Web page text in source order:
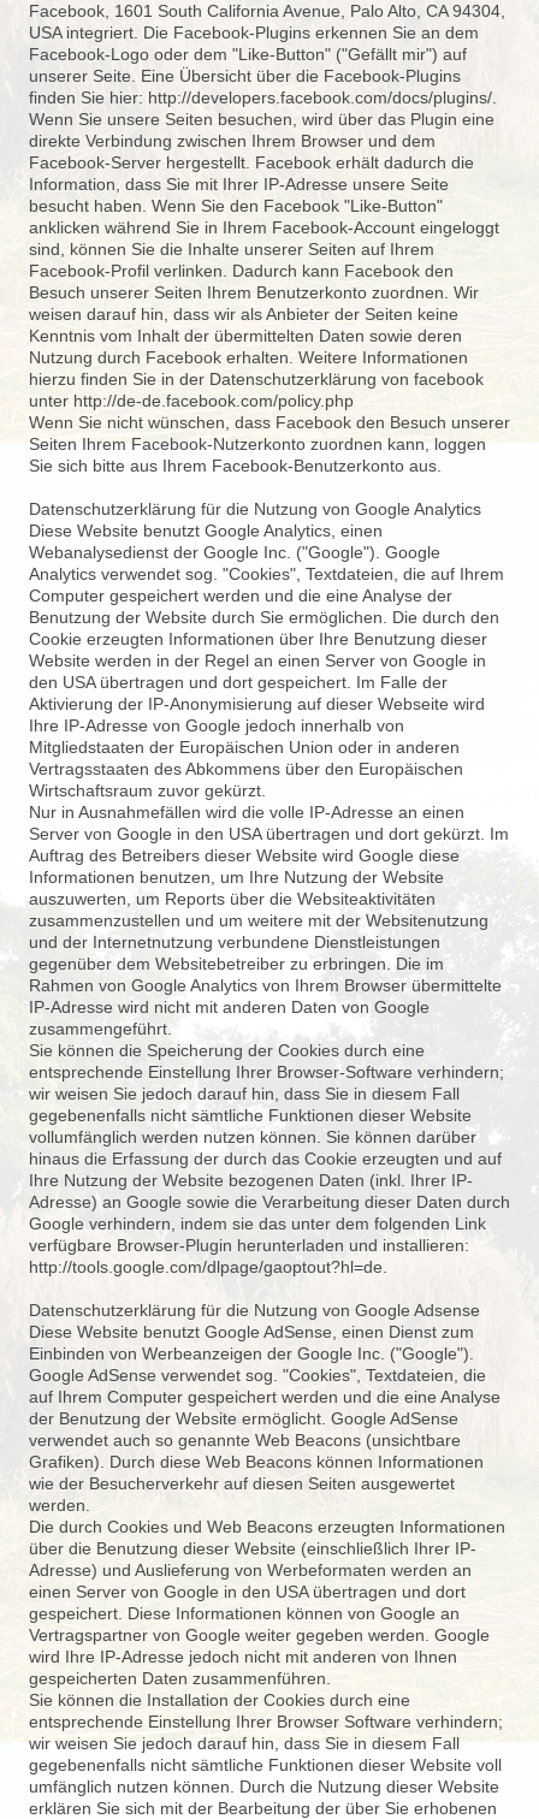
Facebook, 1601 South California Avenue, Palo Alto, CA 94304,
USA integriert. Die Facebook-Plugins erkennen Sie an dem
Facebook-Logo oder dem "Like-Button" ("Gefällt mir") auf
unserer Seite. Eine Übersicht über die Facebook-Plugins
finden Sie hier: http://developers.facebook.com/docs/plugins/.
Wenn Sie unsere Seiten besuchen, wird über das Plugin eine
direkte Verbindung zwischen Ihrem Browser und dem
Facebook-Server hergestellt. Facebook erhält dadurch die
Information, dass Sie mit Ihrer IP-Adresse unsere Seite
besucht haben. Wenn Sie den Facebook "Like-Button"
anklicken während Sie in Ihrem Facebook-Account eingeloggt
sind, können Sie die Inhalte unserer Seiten auf Ihrem
Facebook-Profil verlinken. Dadurch kann Facebook den
Besuch unserer Seiten Ihrem Benutzerkonto zuordnen. Wir
weisen darauf hin, dass wir als Anbieter der Seiten keine
Kenntnis vom Inhalt der übermittelten Daten sowie deren
Nutzung durch Facebook erhalten. Weitere Informationen
hierzu finden Sie in der Datenschutzerklärung von facebook
unter http://de-de.facebook.com/policy.php
Wenn Sie nicht wünschen, dass Facebook den Besuch unserer
Seiten Ihrem Facebook-Nutzerkonto zuordnen kann, loggen
Sie sich bitte aus Ihrem Facebook-Benutzerkonto aus.
Datenschutzerklärung für die Nutzung von Google Analytics
Diese Website benutzt Google Analytics, einen
Webanalysedienst der Google Inc. ("Google"). Google
Analytics verwendet sog. "Cookies", Textdateien, die auf Ihrem
Computer gespeichert werden und die eine Analyse der
Benutzung der Website durch Sie ermöglichen. Die durch den
Cookie erzeugten Informationen über Ihre Benutzung dieser
Website werden in der Regel an einen Server von Google in
den USA übertragen und dort gespeichert. Im Falle der
Aktivierung der IP-Anonymisierung auf dieser Webseite wird
Ihre IP-Adresse von Google jedoch innerhalb von
Mitgliedstaaten der Europäischen Union oder in anderen
Vertragsstaaten des Abkommens über den Europäischen
Wirtschaftsraum zuvor gekürzt.
Nur in Ausnahmefällen wird die volle IP-Adresse an einen
Server von Google in den USA übertragen und dort gekürzt. Im
Auftrag des Betreibers dieser Website wird Google diese
Informationen benutzen, um Ihre Nutzung der Website
auszuwerten, um Reports über die Websiteaktivitäten
zusammenzustellen und um weitere mit der Websitenutzung
und der Internetnutzung verbundene Dienstleistungen
gegenüber dem Websitebetreiber zu erbringen. Die im
Rahmen von Google Analytics von Ihrem Browser übermittelte
IP-Adresse wird nicht mit anderen Daten von Google
zusammengeführt.
Sie können die Speicherung der Cookies durch eine
entsprechende Einstellung Ihrer Browser-Software verhindern;
wir weisen Sie jedoch darauf hin, dass Sie in diesem Fall
gegebenenfalls nicht sämtliche Funktionen dieser Website
vollumfänglich werden nutzen können. Sie können darüber
hinaus die Erfassung der durch das Cookie erzeugten und auf
Ihre Nutzung der Website bezogenen Daten (inkl. Ihrer IP-
Adresse) an Google sowie die Verarbeitung dieser Daten durch
Google verhindern, indem sie das unter dem folgenden Link
verfügbare Browser-Plugin herunterladen und installieren:
http://tools.google.com/dlpage/gaoptout?hl=de.
Datenschutzerklärung für die Nutzung von Google Adsense
Diese Website benutzt Google AdSense, einen Dienst zum
Einbinden von Werbeanzeigen der Google Inc. ("Google").
Google AdSense verwendet sog. "Cookies", Textdateien, die
auf Ihrem Computer gespeichert werden und die eine Analyse
der Benutzung der Website ermöglicht. Google AdSense
verwendet auch so genannte Web Beacons (unsichtbare
Grafiken). Durch diese Web Beacons können Informationen
wie der Besucherverkehr auf diesen Seiten ausgewertet
werden.
Die durch Cookies und Web Beacons erzeugten Informationen
über die Benutzung dieser Website (einschließlich Ihrer IP-
Adresse) und Auslieferung von Werbeformaten werden an
einen Server von Google in den USA übertragen und dort
gespeichert. Diese Informationen können von Google an
Vertragspartner von Google weiter gegeben werden. Google
wird Ihre IP-Adresse jedoch nicht mit anderen von Ihnen
gespeicherten Daten zusammenführen.
Sie können die Installation der Cookies durch eine
entsprechende Einstellung Ihrer Browser Software verhindern;
wir weisen Sie jedoch darauf hin, dass Sie in diesem Fall
gegebenenfalls nicht sämtliche Funktionen dieser Website voll
umfänglich nutzen können. Durch die Nutzung dieser Website
erklären Sie sich mit der Bearbeitung der über Sie erhobenen